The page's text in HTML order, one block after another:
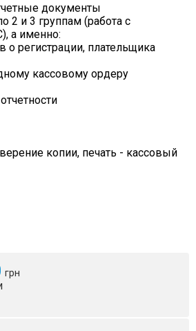
документы
2 и 3 группам (работа с
а именно:
о регистрации, плательщика
кассовому ордеру
копии, печать - кассовый
грн